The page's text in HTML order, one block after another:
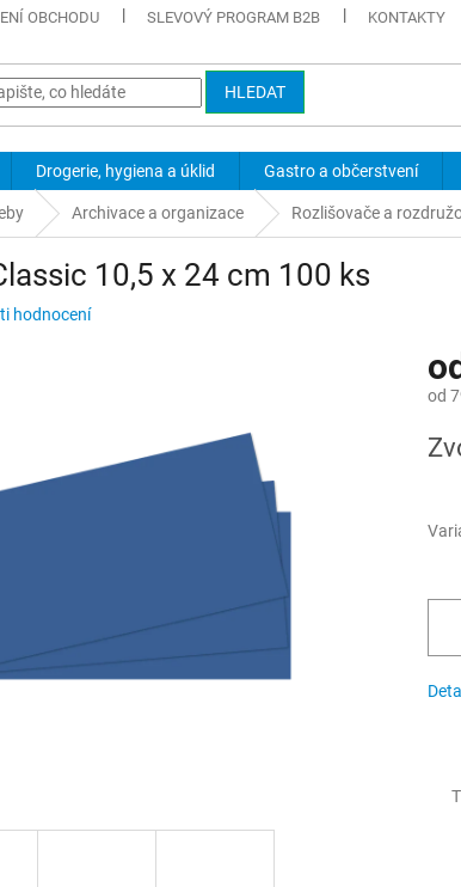
OBCHODU SLEVOVÝ PROGRAM B2B KONTAKTY
HLEDAT
Drogerie, hygiena a úklid Gastro a občerstvení
Archivace a organizace Rozlišovače a
10,5 x 24 cm 100 ks
hodnocení
od
od